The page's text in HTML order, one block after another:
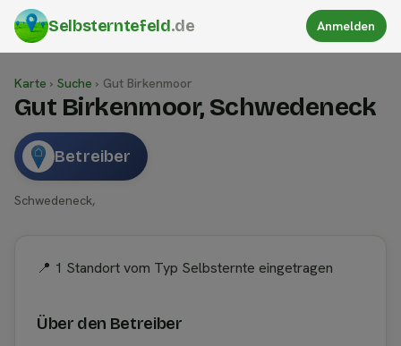
Selbsterntefeld.de Anmelden
Karte › Suche › Gut Birkenmoor
Gut Birkenmoor, Schwedeneck
Betreiber
Schwedeneck,
📍 1 Standort vom Typ Selbsternte eingetragen
Über den Betreiber